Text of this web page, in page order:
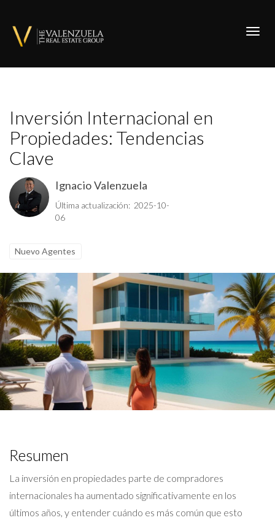
Inversión Internacional en
Propiedades: Tendencias
Clave
Ignacio Valenzuela
Última actualización: 2025-10-
06
Nuevo Agentes
Resumen
La inversión en propiedades parte de compradores
internacionales ha aumentado significativamente en los
últimos años, y entender cuándo es más común que esto